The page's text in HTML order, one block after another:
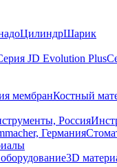
ЦилиндрШарик
JD Evolution Plus
мембранКостный
Россия
Германия
3D